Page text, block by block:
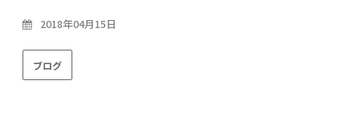
2018年04月15日
ブログ